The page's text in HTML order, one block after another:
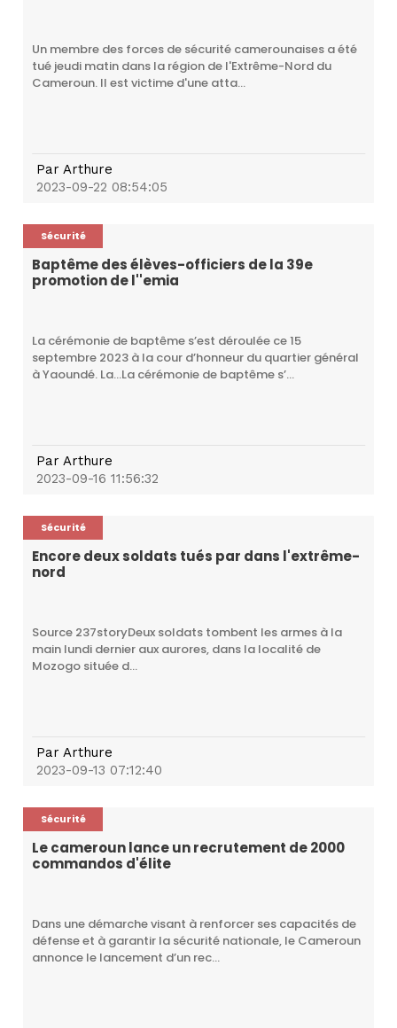
Un membre des forces de sécurité camerounaises a été
tué jeudi matin dans la région de l'Extrême-Nord du
Cameroun. Il est victime d'une atta...
ParArthure
2023-09-22 08:54:05
Sécurité
Baptême des élèves-officiers de la 39e
promotion de l''emia
La cérémonie de baptême s’est déroulée ce 15
septembre 2023 à la cour d’honneur du quartier général
à Yaoundé. La…La cérémonie de baptême s’...
ParArthure
2023-09-16 11:56:32
Sécurité
Encore deux soldats tués par dans l'extrême-
nord
Source 237storyDeux soldats tombent les armes à la
main lundi dernier aux aurores, dans la localité de
Mozogo située d...
ParArthure
2023-09-13 07:12:40
Sécurité
Le cameroun lance un recrutement de 2000
commandos d'élite
Dans une démarche visant à renforcer ses capacités de
défense et à garantir la sécurité nationale, le Cameroun
annonce le lancement d’un rec...